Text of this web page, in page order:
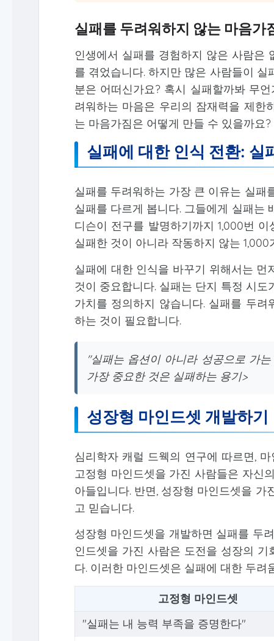
실패를 두려워하지 않는 마음가
인생에서 실패를 경험하지 않은 사람은
를 겪었습니다. 하지만 많은 사람들이
분은 어떠신가요? 혹시 실패할까봐 무
려워하는 마음은 우리의 잠재력을 제한
는 마음가짐은 어떻게 만들 수 있을까요?
실패에 대한 인식 전환: 실
실패를 두려워하는 가장 큰 이유는 실패
실패를 다르게 봅니다. 그들에게 실패는
디슨이 전구를 발명하기까지 1,000번
실패한 것이 아니라 작동하지 않는
실패에 대한 인식을 바꾸기 위해서는
것이 중요합니다. 실패는 단지 특정 시
가치를 정의하지 않습니다. 실패를 두
하는 것이 필요합니다.
"실패는 옵션이 아니라 성공으로 가
가장 중요한 것은 실패하는 용기>
성장형 마인드셋 개발하기
심리학자 캐럴 드웩의 연구에 따르면,
고정형 마인드셋을 가진 사람들은 자신
아들입니다. 반면, 성장형 마인드셋을
고 믿습니다.
성장형 마인드셋을 개발하면 실패를 두
인드셋을 가진 사람은 도전을 성장의
다. 이러한 마인드셋은 실패에 대한 두려
고정형 마인드셋
"실패는 내 능력 부족을 증명한다"